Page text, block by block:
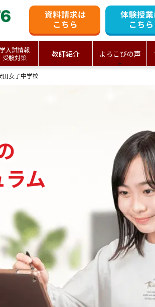
入試情報
受験対策
教師紹介 よろこびの声
田女子中学校
ム